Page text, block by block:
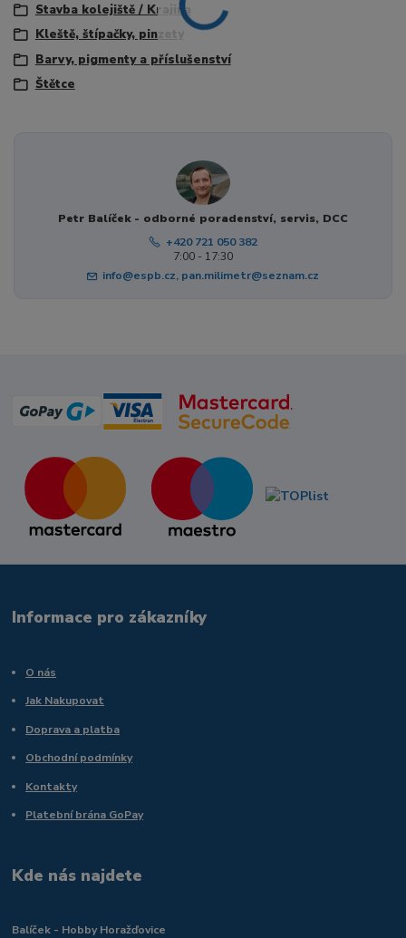
Stavba kolejiště / Krajina
Kleště, štípačky, pinzety
Barvy, pigmenty a příslušenství
Štětce
Petr Balíček - odborné poradenství, servis, DCC
+420 721 050 382
7:00 - 17:30
info@espb.cz, pan.milimetr@seznam.cz
Informace pro zákazníky
O nás
Jak Nakupovat
Doprava a platba
Obchodní podmínky
Kontakty
Platební brána GoPay
Kde nás najdete
Balíček - Hobby Horažďovice